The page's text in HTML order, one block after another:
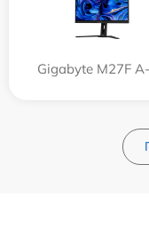
Gigabyte M27F